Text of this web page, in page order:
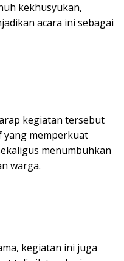
kekhusyukan,
acara ini sebagai
kegiatan tersebut
yang memperkuat
menumbuhkan
warga.
kegiatan ini juga